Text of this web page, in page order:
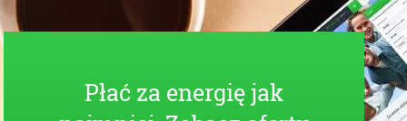
Płać za energię jak